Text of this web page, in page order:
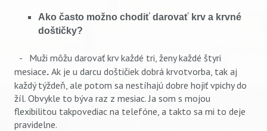
Ako často možno chodiť darovať krv a krvné
doštičky?
-
Muži môžu darovať krv každé tri, ženy každé štyri
mesiace. Ak je u darcu doštičiek dobrá krvotvorba, tak aj
každý týždeň, ale potom sa nestíhajú dobre hojiť vpichy do
žíl. Obvykle to býva raz z mesiac. Ja som s mojou
flexibilitou takpovediac na telefóne, a takto sa mi to deje
pravidelne.